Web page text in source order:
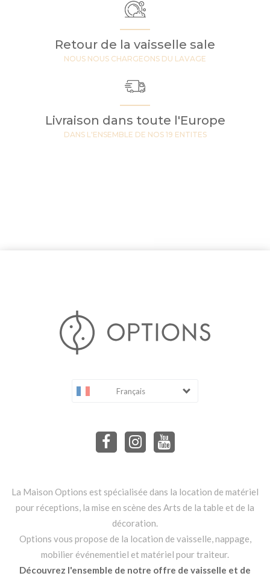
Retour de la vaisselle sale
NOUS NOUS CHARGEONS DU LAVAGE
Livraison dans toute l'Europe
DANS L'ENSEMBLE DE NOS 19 ENTITES
Français
La Maison Options est spécialisée dans la location de matériel
pour réceptions, la mise en scène des Arts de la table et de la
décoration.
Options vous propose de la location de vaisselle, nappage,
mobilier événementiel et matériel pour traiteur.
Découvrez l'ensemble de notre offre de vaisselle et de